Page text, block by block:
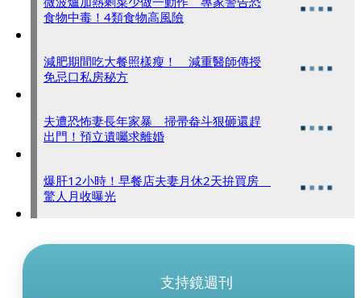
食物中毒！4類食物高風險
減肥期間吃大餐照樣瘦！ 減重醫師傳授
免忌口私房秘方
夫遭恐怖妻長年家暴 掃帚畚斗狠砸還趕
出門！預立遺囑求離婚
爆肝12小時！早餐店夫妻月休2天拚買房
驚人月收曝光
支持鏡週刊